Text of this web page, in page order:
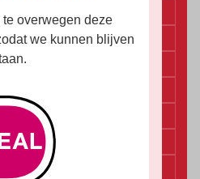
overwegen deze
we kunnen blijven